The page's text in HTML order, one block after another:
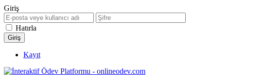
Giriş
Hatırla
Kayıt